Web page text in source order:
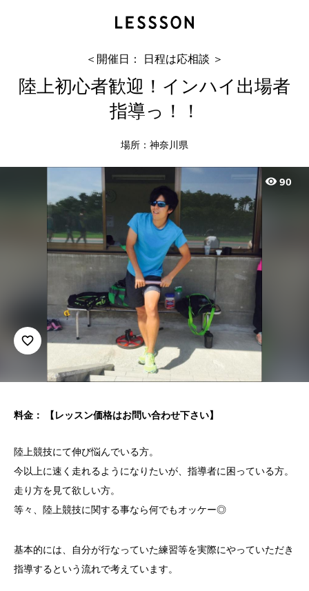
陸上初心者歓迎！インハイ出場者指導っ！！
＜開催日： 日程は応相談 ＞
陸上初心者歓迎！インハイ出場者
指導っ！！
場所：神奈川県
visibility 90
favorite_border
料金： 【レッスン価格はお問い合わせ下さい】
陸上競技にて伸び悩んでいる方。
今以上に速く走れるようになりたいが、指導者に困っている方。
走り方を見て欲しい方。
等々、陸上競技に関する事なら何でもオッケー◎
基本的には、自分が行なっていた練習等を実際にやっていただき
指導するという流れで考えています。